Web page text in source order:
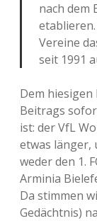
nach dem
Vereine
seit 1991
Dem
Beitrags
ist: der VfL
etwas länger,
weder den 1.
Arminia
Da stimmen
Gedächtnis)